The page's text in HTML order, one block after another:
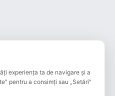
experiența ta de navigare și a
pentru a consimți sau „Setări"